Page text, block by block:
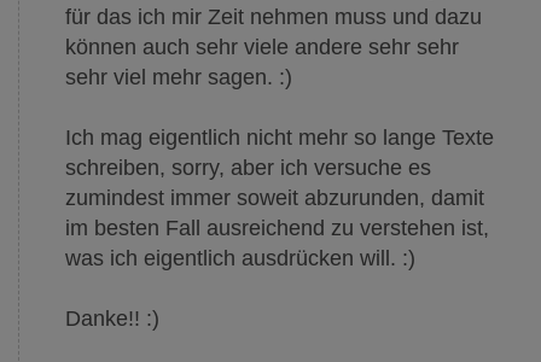
für das ich mir Zeit nehmen muss und dazu
können auch sehr viele andere sehr sehr
sehr viel mehr sagen. :)
Ich mag eigentlich nicht mehr so lange Texte
schreiben, sorry, aber ich versuche es
zumindest immer soweit abzurunden, damit
im besten Fall ausreichend zu verstehen ist,
was ich eigentlich ausdrücken will. :)
Danke!! :)